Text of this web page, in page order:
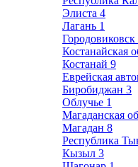
Элиста 4
Лагань 1
Городовиковск
Костанайская
Костанай 9
Еврейская
Биробиджан 3
Облучье 1
Магаданская
Магадан 8
Республика
Кызыл 3